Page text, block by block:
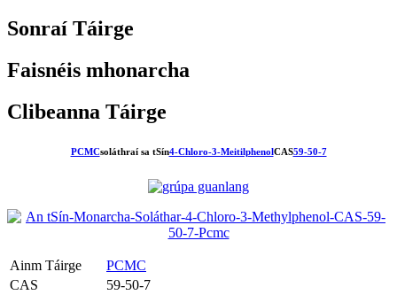
Sonraí Táirge
Faisnéis mhonarcha
Clibeanna Táirge
PCMCsoláthraí sa tSín4-Chloro-3-MeitilphenolCAS59-50-7
Ainm Táirge
PCMC
CAS
59-50-7